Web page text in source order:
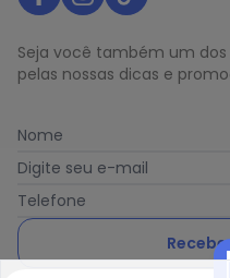
Seja você também um
pelas nossas dicas e
Nome
Digite seu e-mail
Telefone